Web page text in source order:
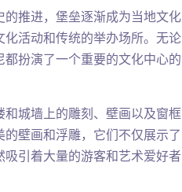
推进，堡垒逐渐成为当地文化
活动和传统的举办场所。无论
扮演了一个重要的文化中心的
城墙上的雕刻、壁画以及窗框
壁画和浮雕，它们不仅展示了
引着大量的游客和艺术爱好者